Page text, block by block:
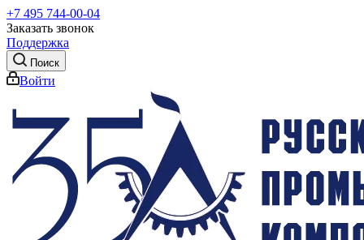
+7 495 744-00-04
Заказать звонок
Поддержка
Поиск
Войти